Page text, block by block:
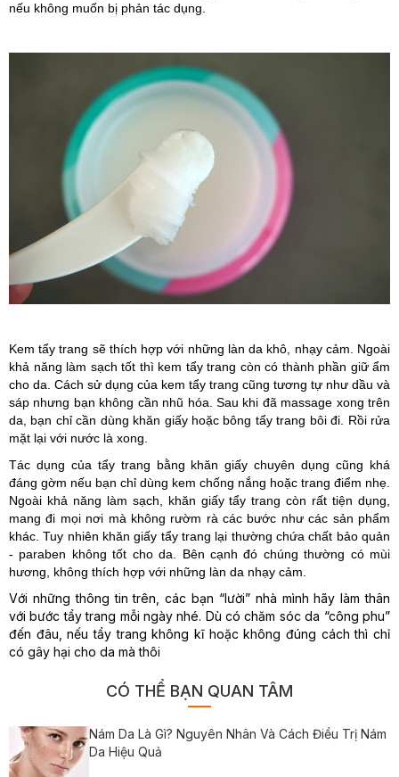
nếu không muốn bị phản tác dụng.
Kem tẩy trang sẽ thích hợp với những làn da khô, nhạy cảm. Ngoài
khả năng làm sạch tốt thì kem tẩy trang còn có thành phần giữ ẩm
cho da. Cách sử dụng của kem tẩy trang cũng tương tự như dầu và
sáp nhưng bạn không cần nhũ hóa. Sau khi đã massage xong trên
da, bạn chỉ cần dùng khăn giấy hoặc bông tẩy trang bôi đi. Rồi rửa
mặt lại với nước là xong.
Tác dụng của tẩy trang bằng khăn giấy chuyên dụng cũng khá
đáng gờm nếu bạn chỉ dùng kem chống nắng hoặc trang điểm nhẹ.
Ngoài khả năng làm sạch, khăn giấy tẩy trang còn rất tiện dụng,
mang đi mọi nơi mà không rườm rà các bước như các sản phẩm
khác. Tuy nhiên khăn giấy tẩy trang lại thường chứa chất bảo quản
- paraben không tốt cho da. Bên cạnh đó chúng thường có mùi
hương, không thích hợp với những làn da nhạy cảm.
Với những thông tin trên, các bạn “lười” nhà mình hãy làm thân
với bước tẩy trang mỗi ngày nhé. Dù có chăm sóc da “công phu”
đến đâu, nếu tẩy trang không kĩ hoặc không đúng cách thì chỉ
có gây hại cho da mà thôi
CÓ THỂ BẠN QUAN TÂM
Nám Da Là Gì? Nguyên Nhân Và Cách Điều Trị Nám
Da Hiệu Quả